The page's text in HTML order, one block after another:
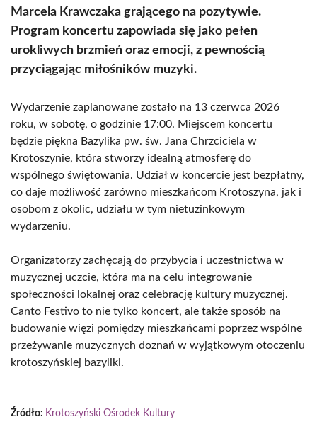
Marcela Krawczaka grającego na pozytywie.
Program koncertu zapowiada się jako pełen
urokliwych brzmień oraz emocji, z pewnością
przyciągając miłośników muzyki.
Wydarzenie zaplanowane zostało na 13 czerwca 2026
roku, w sobotę, o godzinie 17:00. Miejscem koncertu
będzie piękna Bazylika pw. św. Jana Chrzciciela w
Krotoszynie, która stworzy idealną atmosferę do
wspólnego świętowania. Udział w koncercie jest bezpłatny,
co daje możliwość zarówno mieszkańcom Krotoszyna, jak i
osobom z okolic, udziału w tym nietuzinkowym
wydarzeniu.
Organizatorzy zachęcają do przybycia i uczestnictwa w
muzycznej uczcie, która ma na celu integrowanie
społeczności lokalnej oraz celebrację kultury muzycznej.
Canto Festivo to nie tylko koncert, ale także sposób na
budowanie więzi pomiędzy mieszkańcami poprzez wspólne
przeżywanie muzycznych doznań w wyjątkowym otoczeniu
krotoszyńskiej bazyliki.
Źródło: Krotoszyński Ośrodek Kultury